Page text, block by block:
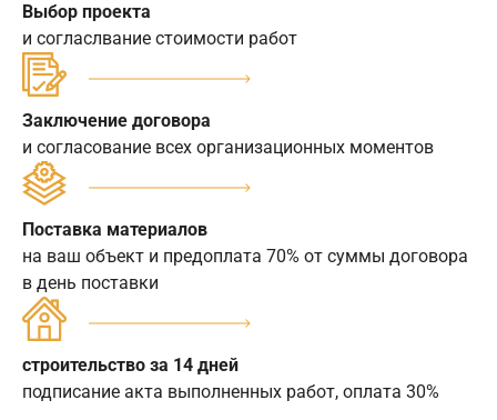
Выбор проекта
и согласлвание стоимости работ
Заключение договора
и согласование всех организационных моментов
Поставка материалов
на ваш объект и предоплата 70% от суммы договора
в день поставки
строительство за 14 дней
подписание акта выполненных работ, оплата 30%